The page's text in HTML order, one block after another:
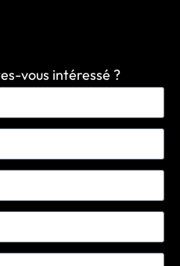
vous intéressé ?